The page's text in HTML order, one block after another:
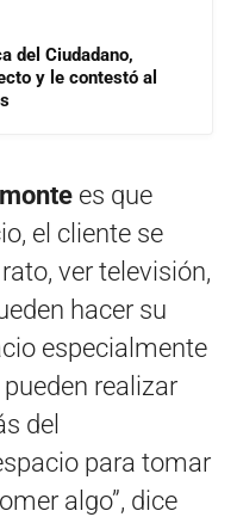
del Ciudadano,
y le contestó al
es que
el cliente se
ver televisión,
hacer su
especialmente
realizar
del
para tomar
algo”, dice